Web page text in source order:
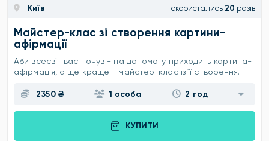
Київ скористались 20 разів
Майстер-клас зі створення картини-
афірмації
Аби всесвіт вас почув - на допомогу приходить картина-
афірмація, а ще краще - майстер-клас із її створення.
2350 ₴ 1 особа 2 год
КУПИТИ